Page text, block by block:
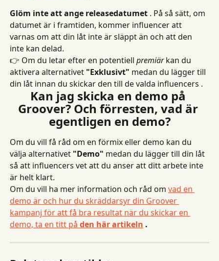
Glöm inte att ange releasedatumet . På så sätt, om
datumet är i framtiden, kommer influencer att
varnas om att din låt inte är släppt än och att den
inte kan delad.
👉 Om du letar efter en potentiell premiär kan du
aktivera alternativet "Exklusivt" medan du lägger till
din låt innan du skickar den till de valda influencers .
Kan jag skicka en demo på
Groover? Och förresten, vad är
egentligen en demo?
Om du vill få råd om en förmix eller demo kan du
välja alternativet "Demo" medan du lägger till din låt
så att influencers vet att du anser att ditt arbete inte
är helt klart.
Om du vill ha mer information och råd om vad en
demo är och hur du skräddarsyr din Groover
kampanj för att få bra resultat när du skickar en
demo, ta en titt på den här artikeln .